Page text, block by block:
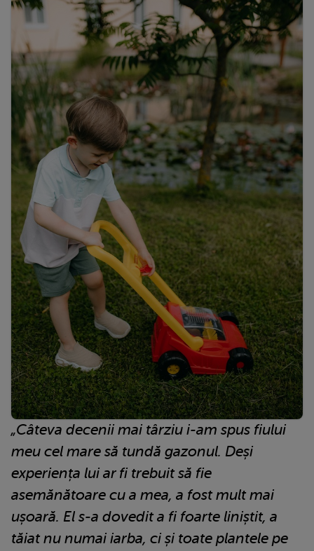
„Câteva decenii mai târziu i-am spus fiului
meu cel mare să tundă gazonul. Deși
experiența lui ar fi trebuit să fie
asemănătoare cu a mea, a fost mult mai
ușoară. El s-a dovedit a fi foarte liniștit, a
tăiat nu numai iarba, ci și toate plantele pe